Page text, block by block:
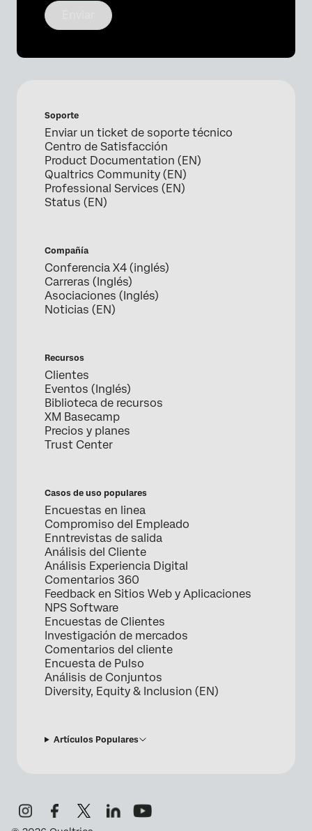
Soporte
Enviar un ticket de soporte técnico
Centro de Satisfacción
Product Documentation (EN)
Qualtrics Community (EN)
Professional Services (EN)
Status (EN)
Compañía
Conferencia X4 (inglés)
Carreras (Inglés)
Asociaciones (Inglés)
Noticias (EN)
Recursos
Clientes
Eventos (Inglés)
Biblioteca de recursos
XM Basecamp
Precios y planes
Trust Center
Casos de uso populares
Encuestas en linea
Compromiso del Empleado
Enntrevistas de salida
Análisis del Cliente
Análisis Experiencia Digital
Comentarios 360
Feedback en Sitios Web y Aplicaciones
NPS Software
Encuestas de Clientes
Investigación de mercados
Comentarios del cliente
Encuesta de Pulso
Análisis de Conjuntos
Diversity, Equity & Inclusion (EN)
Artículos Populares